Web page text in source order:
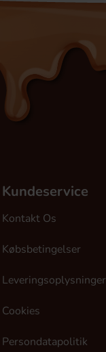
Kundeservice
Kontakt Os
Købsbetingelser
Leveringsoplysninger
Cookies
Persondatapolitik